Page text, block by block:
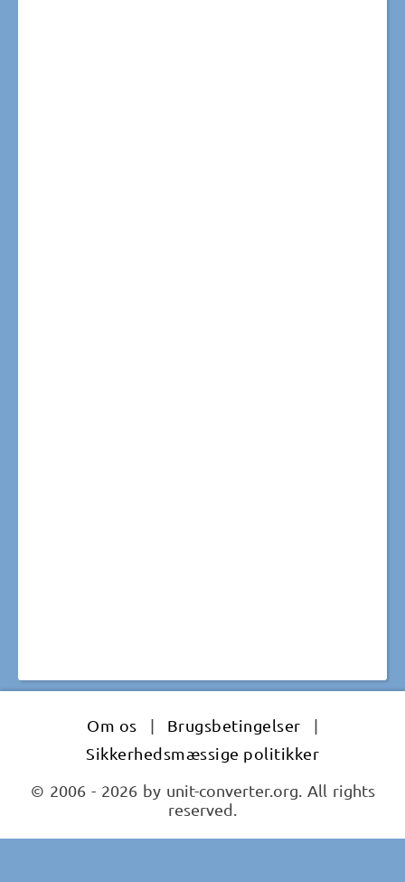
Om os | Brugsbetingelser
|
Sikkerhedsmæssige politikker
© 2006 - 2026 by unit-converter.org. All rights
reserved.